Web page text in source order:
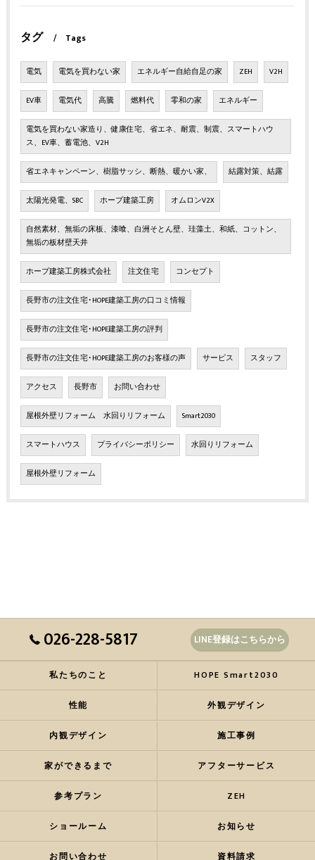
タグ Tags
電気 電気を買わない家 エネルギー自給自足の家 ZEH V2H
EV車 電気代 高騰 燃料代 零和の家 エネルギー
電気を買わない家造り、健康住宅、省エネ、耐震、制震、スマートハウ
ス、EV車、蓄電池、V2H
省エネキャンペーン、樹脂サッシ、断熱、暖かい家、 結露対策、結露
太陽光発電、SBC ホープ建築工房 オムロンV2X
自然素材、無垢の床板、漆喰、白洲そとん壁、珪藻土、和紙、コットン、
無垢の板材壁天井
ホープ建築工房株式会社 注文住宅 コンセプト
長野市の注文住宅･HOPE建築工房の口コミ情報
長野市の注文住宅･HOPE建築工房の評判
長野市の注文住宅･HOPE建築工房のお客様の声 サービス スタッフ
アクセス 長野市 お問い合わせ
屋根外壁リフォーム 水回りリフォーム Smart2030
スマートハウス プライバシーポリシー 水回りリフォーム
屋根外壁リフォーム
026-228-5817 LINE登録はこちらから
私たちのこと HOPE Smart2030
性能 外観デザイン
内観デザイン 施工事例
家ができるまで アフターサービス
参考プラン ZEH
ショールーム お知らせ
お問い合わせ 資料請求